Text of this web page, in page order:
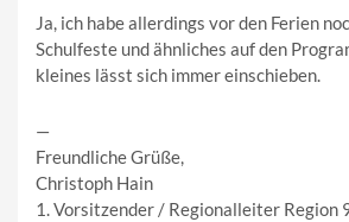
Ja, ich habe allerdings vor den Ferien
Schulfeste und ähnliches auf den
kleines lässt sich immer einschieben.
—
Freundliche Grüße,
Christoph Hain
1. Vorsitzender / Regionalleiter Region